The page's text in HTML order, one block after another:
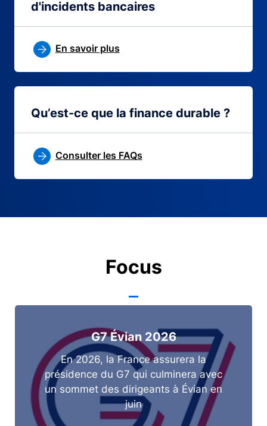
d'incidents bancaires
En savoir plus
Qu’est-ce que la finance durable ?
Consulter les FAQs
Focus
G7 Évian 2026
En 2026, la France assurera la
présidence du G7 qui culminera avec
un sommet des dirigeants à Évian en
juin